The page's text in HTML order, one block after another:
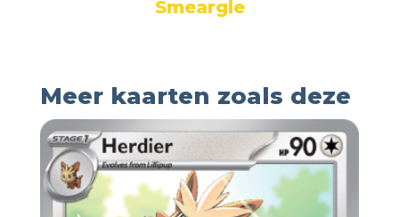
Smeargle
Meer kaarten zoals deze